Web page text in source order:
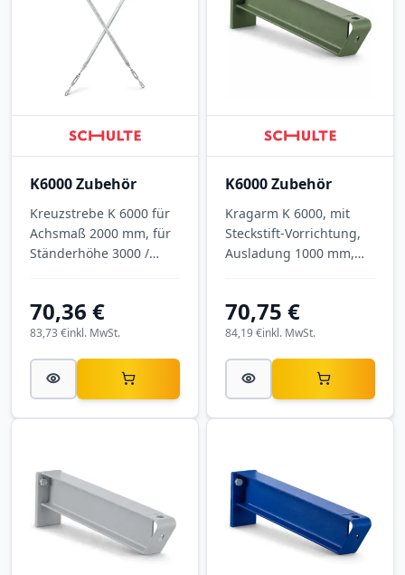
K6000 Zubehör
Kreuzstrebe K 6000 für
Achsmaß 2000 mm, für
Ständerhöhe 3000 /
70,36 €
inkl. MwSt.
83,73 €
K6000 Zubehör
Kragarm K 6000, mit
Steckstift-Vorrichtung,
Ausladung 1000 mm,
70,75 €
inkl. MwSt.
84,19 €